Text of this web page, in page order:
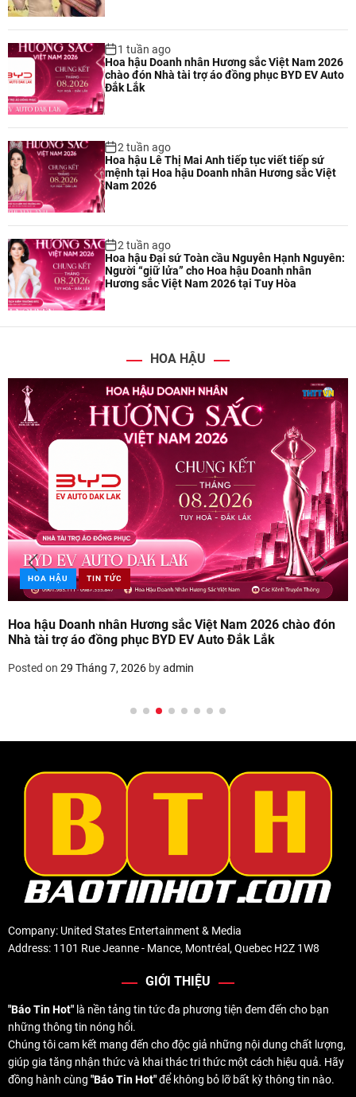
1 tuần ago
Hoa hậu Doanh nhân Hương sắc Việt Nam 2026
chào đón Nhà tài trợ áo đồng phục BYD EV Auto
Đắk Lắk
2 tuần ago
Hoa hậu Lê Thị Mai Anh tiếp tục viết tiếp sứ
mệnh tại Hoa hậu Doanh nhân Hương sắc Việt
Nam 2026
2 tuần ago
Hoa hậu Đại sứ Toàn cầu Nguyễn Hạnh Nguyên:
Người “giữ lửa” cho Hoa hậu Doanh nhân
Hương sắc Việt Nam 2026 tại Tuy Hòa
HOA HẬU
HOA HẬU TIN TỨC
Hoa hậu Doanh nhân Hương sắc Việt Nam 2026 chào đón
Nhà tài trợ áo đồng phục BYD EV Auto Đắk Lắk
Posted on 29 Tháng 7, 2026 byadmin
Company: United States Entertainment & Media
Address: 1101 Rue Jeanne - Mance, Montréal, Quebec H2Z 1W8
GIỚI THIỆU
"Báo Tin Hot" là nền tảng tin tức đa phương tiện đem đến cho bạn
những thông tin nóng hổi.
Chúng tôi cam kết mang đến cho độc giả những nội dung chất lượng,
giúp gia tăng nhận thức và khai thác tri thức một cách hiệu quả. Hãy
đồng hành cùng "Báo Tin Hot"để không bỏ lỡ bất kỳ thông tin nào.